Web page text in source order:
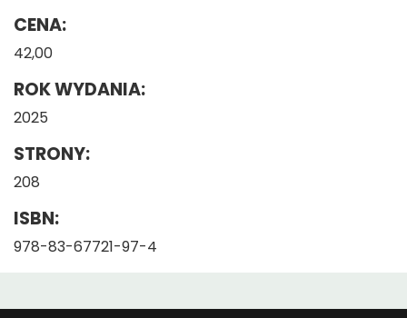
CENA:
42,00
ROK WYDANIA:
2025
STRONY:
208
ISBN:
978-83-67721-97-4